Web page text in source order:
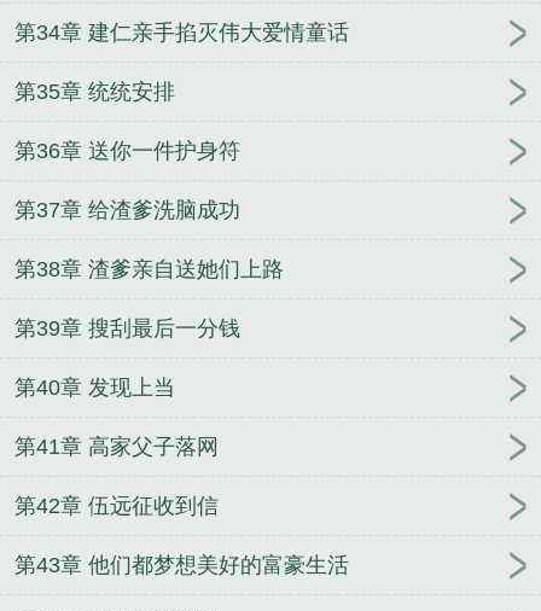
第34章 建仁亲手掐灭伟大爱情童话
第35章 统统安排
第36章 送你一件护身符
第37章 给渣爹洗脑成功
第38章 渣爹亲自送她们上路
第39章 搜刮最后一分钱
第40章 发现上当
第41章 高家父子落网
第42章 伍远征收到信
第43章 他们都梦想美好的富豪生活